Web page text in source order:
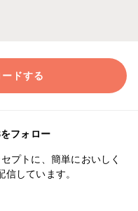
ドする
フォロー
プトに、簡単においしく
しています。